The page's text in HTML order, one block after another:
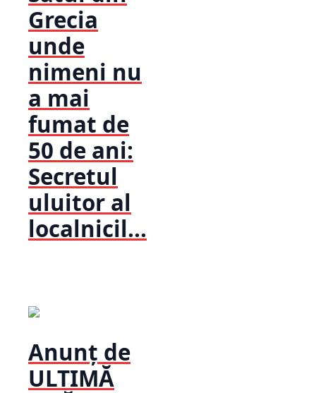
Grecia
unde
nimeni nu
a mai
fumat de
50 de ani:
Secretul
uluitor al
localnicil...
Anunț de
ULTIMĂ